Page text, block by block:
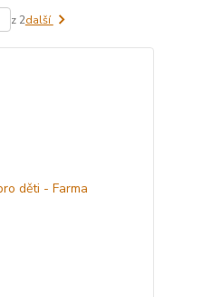
z 2další